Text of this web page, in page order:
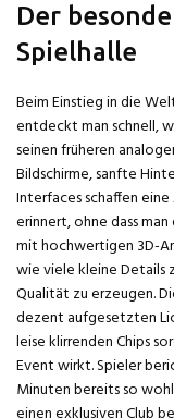
Der
Spielhalle
Beim Einstieg in die
entdeckt man schnell,
seinen früheren
Bildschirme, sanfte
Interfaces schaffen
erinnert, ohne dass man
mit hochwertigen 3D-
wie viele kleine Details
Qualität zu erzeugen.
dezent aufgesetzten
leise klirrenden Chips
Event wirkt. Spieler
Minuten bereits so